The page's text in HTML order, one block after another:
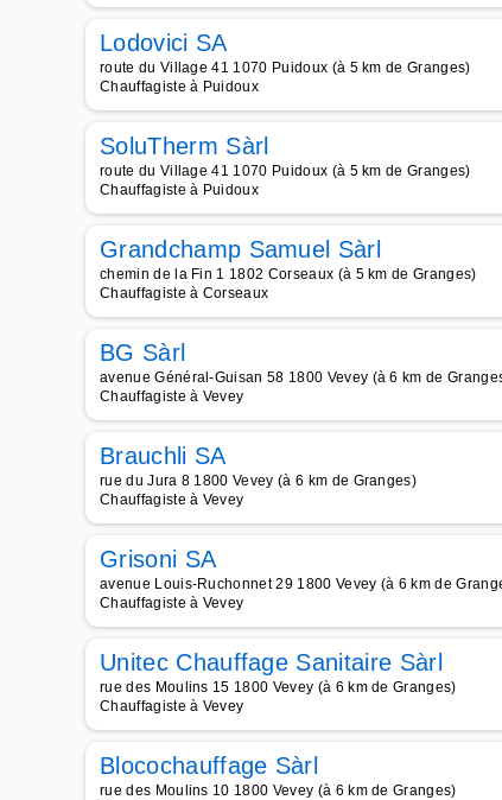
Lodovici SA
route du Village 41 1070 Puidoux (à 5 km de Granges)
Chauffagiste à Puidoux
SoluTherm Sàrl
route du Village 41 1070 Puidoux (à 5 km de Granges)
Chauffagiste à Puidoux
Grandchamp Samuel Sàrl
chemin de la Fin 1 1802 Corseaux (à 5 km de Granges)
Chauffagiste à Corseaux
BG Sàrl
avenue Général-Guisan 58 1800 Vevey (à 6 km de
Chauffagiste à Vevey
Brauchli SA
rue du Jura 8 1800 Vevey (à 6 km de Granges)
Chauffagiste à Vevey
Grisoni SA
avenue Louis-Ruchonnet 29 1800 Vevey (à 6 km de
Chauffagiste à Vevey
Unitec Chauffage Sanitaire Sàrl
rue des Moulins 15 1800 Vevey (à 6 km de Granges)
Chauffagiste à Vevey
Blocochauffage Sàrl
rue des Moulins 10 1800 Vevey (à 6 km de Granges)